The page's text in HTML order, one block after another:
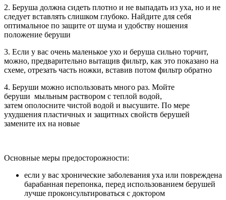
2. Беруша должна сидеть плотно и не выпадать из уха, но и не
следует вставлять слишком глубоко. Найдите для себя
оптимальное по защите от шума и удобству ношения
положение беруши
3. Если у вас очень маленькое ухо и беруша сильно торчит,
можно, предварительно вытащив фильтр, как это показано на
схеме, отрезать часть ножки, вставив потом фильтр обратно
4. Беруши можно использовать много раз. Мойте
беруши мыльным раствором с теплой водой,
затем ополосните чистой водой и высушите. По мере
ухудшения пластичных и защитных свойств берушей
замените их на новые
Основные меры предосторожности:
если у вас хронические заболевания уха или повреждена
барабанная перепонка, перед использованием берушей
лучше проконсультироваться с доктором